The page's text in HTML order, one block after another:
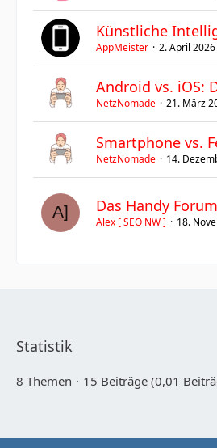
Künstliche
AppMeister 2. April
Android vs. iOS:
NetzNomade 21. März
Smartphone vs.
NetzNomade 14.
Das Handy
Alex [ SEO NW ] 18.
Statistik
8 Themen 15 Beiträge (0,01